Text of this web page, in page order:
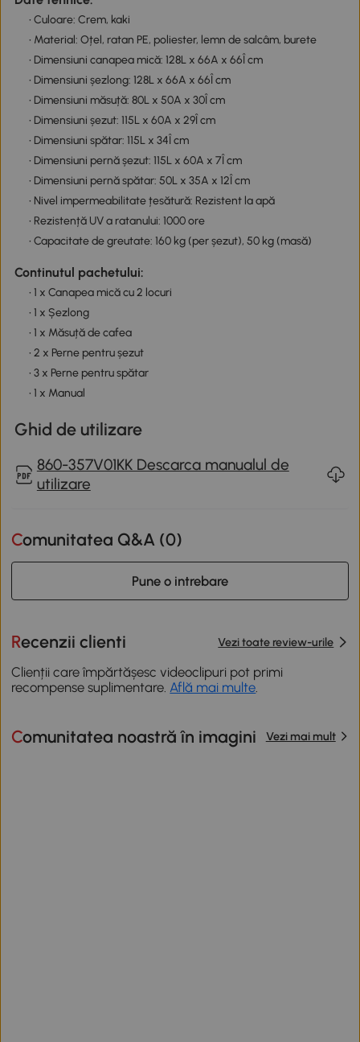
• Culoare: Crem, kaki
• Material: Oțel, ratan PE, poliester, lemn de salcâm, burete
• Dimensiuni canapea mică: 128L x 66A x 66Î cm
• Dimensiuni șezlong: 128L x 66A x 66Î cm
• Dimensiuni măsuță: 80L x 50A x 30Î cm
• Dimensiuni șezut: 115L x 60A x 29Î cm
• Dimensiuni spătar: 115L x 34Î cm
• Dimensiuni pernă șezut: 115L x 60A x 7Î cm
• Dimensiuni pernă spătar: 50L x 35A x 12Î cm
• Nivel impermeabilitate țesătură: Rezistent la apă
• Rezistență UV a ratanului: 1000 ore
• Capacitate de greutate: 160 kg (per șezut), 50 kg (masă)
Continutul pachetului:
• 1 x Canapea mică cu 2 locuri
• 1 x Șezlong
• 1 x Măsuță de cafea
• 2 x Perne pentru șezut
• 3 x Perne pentru spătar
• 1 x Manual
Ghid de utilizare
860-357V01KK Descarca manualul de
utilizare
Comunitatea Q&A (0)
Pune o intrebare
Recenzii clienti Vezi toate review-urile
Clienții care împărtășesc videoclipuri pot primi
recompense suplimentare. Află mai multe
Comunitatea noastră în imagini Vezi mai mult